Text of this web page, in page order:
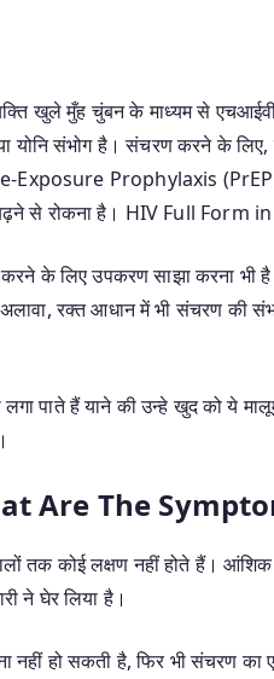
खुले मुँह चुंबन के माध्यम से
संभोग है। संचरण करने के लिए,
Exposure Prophylaxis
बढ़ने से रोकना है। HIV Full Form
के लिए उपकरण साझा करना भी
रक्त आधान में भी संचरण की
पाते हैं याने की उन्हे खुद को ये
Are The
तक कोई लक्षण नहीं होते हैं।
ने घेर लिया है।
नहीं हो सकती है, फिर भी संचरण